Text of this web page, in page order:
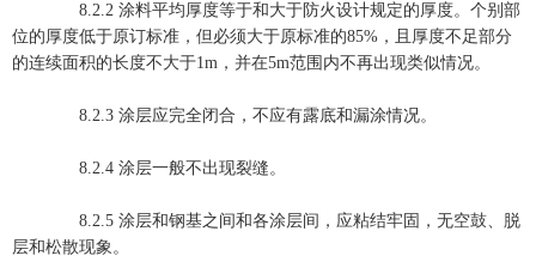
8.2.2 涂料平均厚度等于和大于防火设计规定的厚度。个别部
位的厚度低于原订标准，但必须大于原标准的85%，且厚度不足部分
的连续面积的长度不大于1m，并在5m范围内不再出现类似情况。
8.2.3 涂层应完全闭合，不应有露底和漏涂情况。
8.2.4 涂层一般不出现裂缝。
8.2.5 涂层和钢基之间和各涂层间，应粘结牢固，无空鼓、脱
层和松散现象。